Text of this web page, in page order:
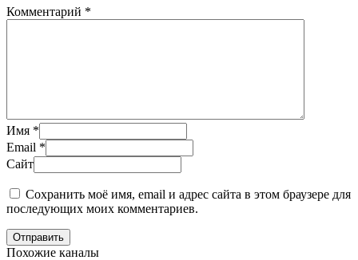
Комментарий *
Имя *
Email *
Сайт
Сохранить моё имя, email и адрес сайта в этом браузере для
последующих моих комментариев.
Отправить
Похожие каналы